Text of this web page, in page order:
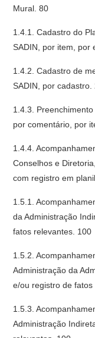
Mural. 80
1.4.1. Cadastro do
SADIN, por item, por
1.4.2. Cadastro de
SADIN, por cadastro.
1.4.3.
por comentário, por
1.4.4.
Conselhos e
com registro em
1.5.1.
da Administração
fatos relevantes. 100
1.5.2.
Administração da
e/ou registro de
1.5.3.
Administração